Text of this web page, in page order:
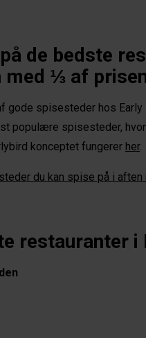
de bedste
med ⅓ af
gode spisesteder hos
populære spisesteder,
konceptet fungerer her.
du kan spise på i
restauranter i